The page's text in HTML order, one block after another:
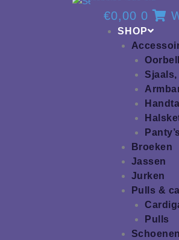
€0,00 0
SHOP
Panty’s
Broeken
Jassen
Jurken
Pulls &
Pulls
Schoenen